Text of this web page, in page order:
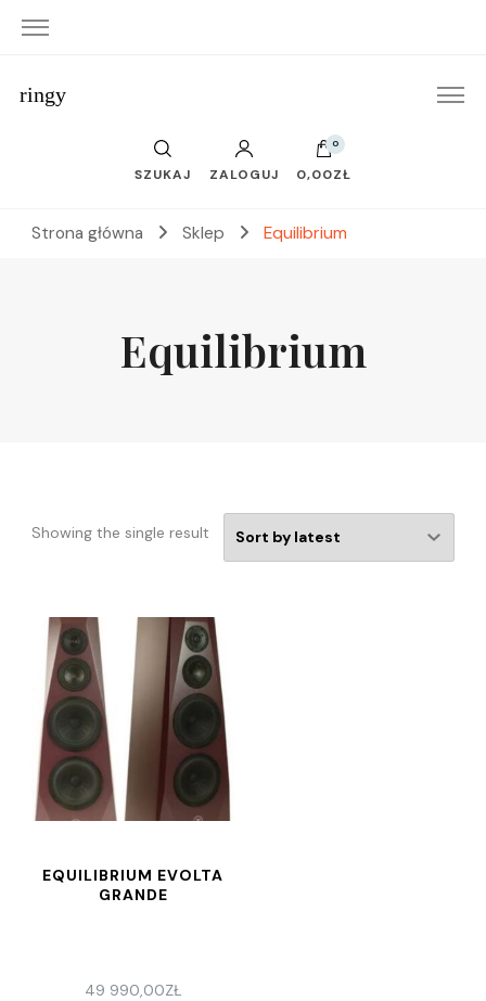
ringy
SZUKAJ ZALOGUJ
0
0,00ZŁ
Strona główna Sklep Equilibrium
Equilibrium
Showing the single result
EQUILIBRIUM EVOLTA
GRANDE
49 990,00ZŁ